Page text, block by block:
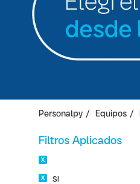
Personalpy Equipos
Filtros Aplicados
SI